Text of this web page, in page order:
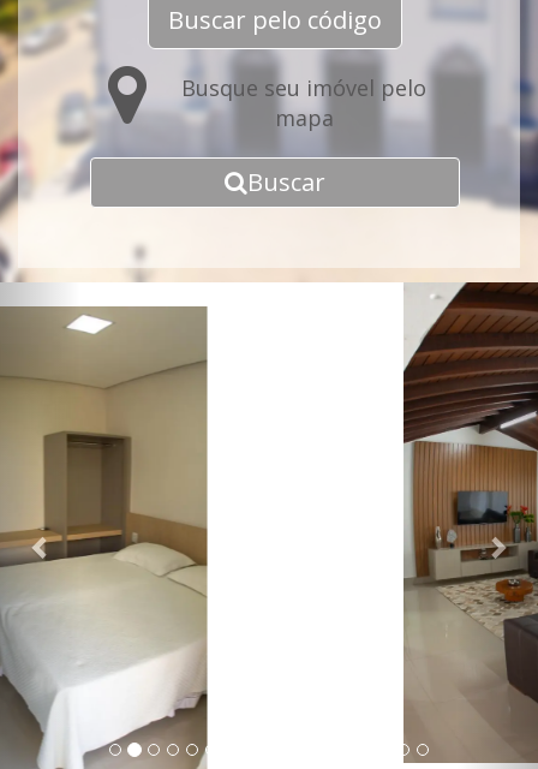
Buscar pelo código
Busque seu imóvel pelo
mapa
Buscar
Previous